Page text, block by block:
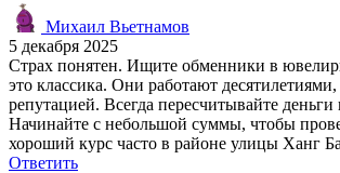
Михаил Вьетнамов
5 декабря 2025
Страх понятен. Ищите обменники в
это классика. Они работают
репутацией. Всегда пересчитывайте деньги
Начинайте с небольшой суммы, чтобы
хороший курс часто в районе улицы Ханг
Ответить